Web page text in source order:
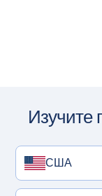
США